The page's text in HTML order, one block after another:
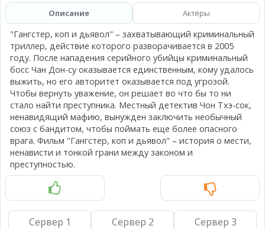
Описание Актёры
"Гангстер, коп и дьявол" – захватывающий криминальный
триллер, действие которого разворачивается в 2005
году. После нападения серийного убийцы криминальный
босс Чан Дон-су оказывается единственным, кому удалось
выжить, но его авторитет оказывается под угрозой.
Чтобы вернуть уважение, он решает во что бы то ни
стало найти преступника. Местный детектив Чон Тхэ-сок,
ненавидящий мафию, вынужден заключить необычный
союз с бандитом, чтобы поймать еще более опасного
врага. Фильм "Гангстер, коп и дьявол" – история о мести,
ненависти и тонкой грани между законом и
преступностью.
Сервер 1 Сервер 2 Сервер 3